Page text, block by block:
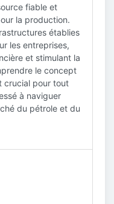
fiable et
la production.
établies
les entreprises,
et stimulant la
le concept
crucial pour tout
à naviguer
du pétrole et du